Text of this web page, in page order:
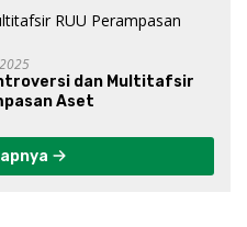
dan Multitafsir
Aset